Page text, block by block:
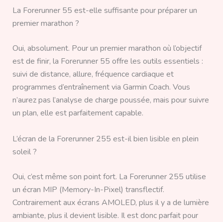
La Forerunner 55 est-elle suffisante pour préparer un
premier marathon ?
Oui, absolument. Pour un premier marathon où l’objectif
est de finir, la Forerunner 55 offre les outils essentiels :
suivi de distance, allure, fréquence cardiaque et
programmes d’entraînement via Garmin Coach. Vous
n’aurez pas l’analyse de charge poussée, mais pour suivre
un plan, elle est parfaitement capable.
L’écran de la Forerunner 255 est-il bien lisible en plein
soleil ?
Oui, c’est même son point fort. La Forerunner 255 utilise
un écran MIP (Memory-In-Pixel) transflectif.
Contrairement aux écrans AMOLED, plus il y a de lumière
ambiante, plus il devient lisible. Il est donc parfait pour